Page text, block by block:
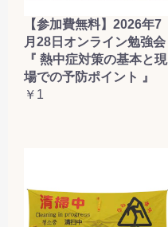
【参加費無料】2026年7
月28日オンライン勉強会
『 熱中症対策の基本と現
場での予防ポイント 』
￥1